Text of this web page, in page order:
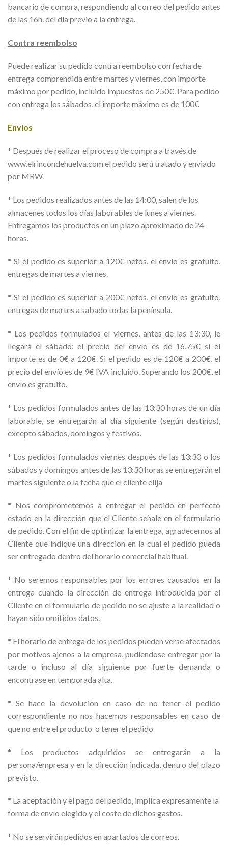
bancario de compra, respondiendo al correo del pedido antes
de las 16h. del día previo a la entrega.
Contra reembolso
Puede realizar su pedido contra reembolso con fecha de
entrega comprendida entre martes y viernes, con importe
máximo por pedido, incluido impuestos de 250€. Para pedido
con entrega los sábados, el importe máximo es de 100€
Envíos
* Después de realizar el proceso de compra a través de
www.elrincondehuelva.com el pedido será tratado y enviado
por MRW.
* Los pedidos realizados antes de las 14:00, salen de los
almacenes todos los días laborables de lunes a viernes.
Entregamos los productos en un plazo aproximado de 24
horas.
* Si el pedido es superior a 120€ netos, el envío es gratuito,
entregas de martes a viernes.
* Si el pedido es superior a 200€ netos, el envío es gratuito,
entregas de martes a sabado todas la península.
* Los pedidos formulados el viernes, antes de las 13:30, le
llegará el sábado: el precio del envío es de 16,75€ si el
importe es de 0€ a 120€. Si el pedido es de 120€ a 200€, el
precio del envío es de 9€ IVA incluido. Superando los 200€, el
envío es gratuito.
* Los pedidos formulados antes de las 13:30 horas de un día
laborable, se entregarán al día siguiente (según destinos),
excepto sábados, domingos y festivos.
* Los pedidos formulados viernes después de las 13:30 o los
sábados y domingos antes de las 13:30 horas se entregarán el
martes siguiente o la fecha que el cliente elija
* Nos comprometemos a entregar el pedido en perfecto
estado en la dirección que el Cliente señale en el formulario
de pedido. Con el fin de optimizar la entrega, agradecemos al
Cliente que indique una dirección en la cual el pedido pueda
ser entregado dentro del horario comercial habitual.
* No seremos responsables por los errores causados en la
entrega cuando la dirección de entrega introducida por el
Cliente en el formulario de pedido no se ajuste a la realidad o
hayan sido omitidos datos.
* El horario de entrega de los pedidos pueden verse afectados
por motivos ajenos a la empresa, pudiendose entregar por la
tarde o incluso al día siguiente por fuerte demanda o
encontrase en temporada alta.
* Se hace la devolución en caso de no tener el pedido
correspondiente no nos hacemos responsables en caso de
que no entre el producto o tener el pedido
* Los productos adquiridos se entregarán a la
persona/empresa y en la dirección indicada, dentro del plazo
previsto.
* La aceptación y el pago del pedido, implica expresamente la
forma de envío elegido y el coste de dichos gastos.
* No se servirán pedidos en apartados de correos.